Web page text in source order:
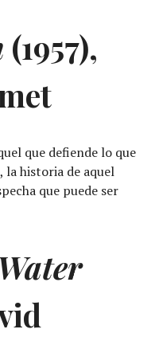
(1957),
que defiende lo que
la historia de aquel
que puede ser